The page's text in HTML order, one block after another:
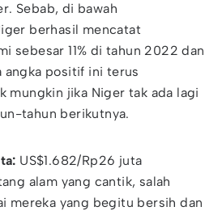
Sebab, di bawah
berhasil mencatat
sebesar 11% di tahun 2022 dan
angka positif ini terus
mungkin jika Niger tak ada lagi
tahun berikutnya.
US$1.682/Rp26 juta
alam yang cantik, salah
mereka yang begitu bersih dan